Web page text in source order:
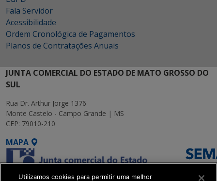
Fala Servidor
Acessibilidade
Ordem Cronológica de Pagamentos
Planos de Contratações Anuais
JUNTA COMERCIAL DO ESTADO DE MATO GROSSO DO
SUL
Rua Dr. Arthur Jorge 1376
Monte Castelo - Campo Grande | MS
CEP: 79010-210
MAPA
Utilizamos cookies para permitir uma melhor